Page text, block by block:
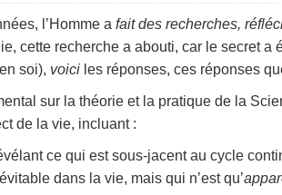
l’Homme a fait des recherches,
cette recherche a abouti, car le secret a
soi), voici les réponses, ces réponses
sur la théorie et la pratique de la
de la vie, incluant :
ce qui est sous-jacent au cycle
dans la vie, mais qui n’est qu’